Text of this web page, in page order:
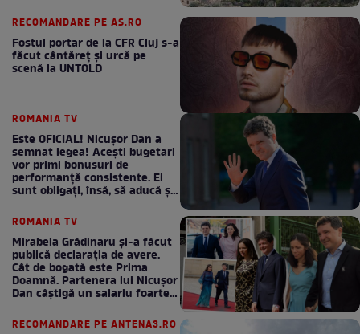
RECOMANDARE PE AS.RO
Fostul portar de la CFR Cluj s-a
făcut cântăreţ şi urcă pe
scenă la UNTOLD
ROMANIA TV
Este OFICIAL! Nicușor Dan a
semnat legea! Acești bugetari
vor primi bonusuri de
performanță consistente. Ei
sunt obligați, însă, să aducă și
bani la bugetul de stat
ROMANIA TV
Mirabela Grădinaru și-a făcut
publică declarația de avere.
Cât de bogată este Prima
Doamnă. Partenera lui Nicușor
Dan câștigă un salariu foarte
bun în fiecare lună!
RECOMANDARE PE ANTENA3.RO